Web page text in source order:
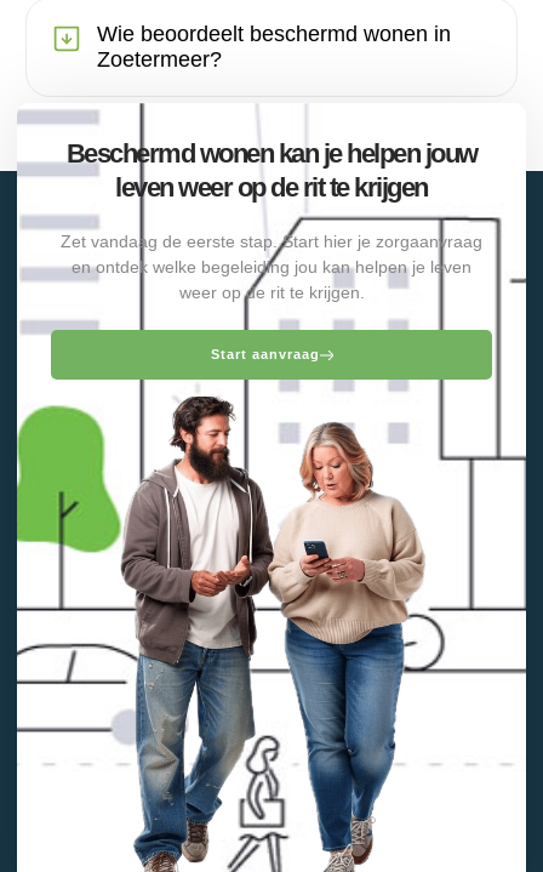
Wie beoordeelt beschermd wonen in
Zoetermeer?
Beschermd wonen kan je helpen jouw
leven weer op de rit te krijgen
Zet vandaag de eerste stap. Start hier je zorgaanvraag
en ontdek welke begeleiding jou kan helpen je leven
weer op de rit te krijgen.
Start aanvraag